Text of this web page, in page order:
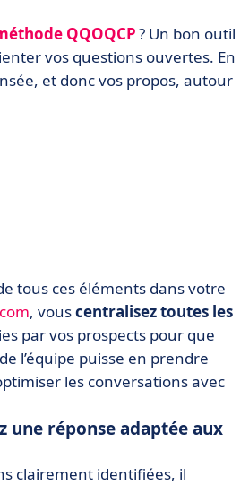
QQOQCP? Un bon outil
vos questions ouvertes. En
et donc vos propos, autour
tous ces éléments dans votre
, vouscentralisez toutes les
par vos prospects pour que
l’équipe puisse en prendre
les conversations avec
une réponse adaptée aux
clairement identifiées, il